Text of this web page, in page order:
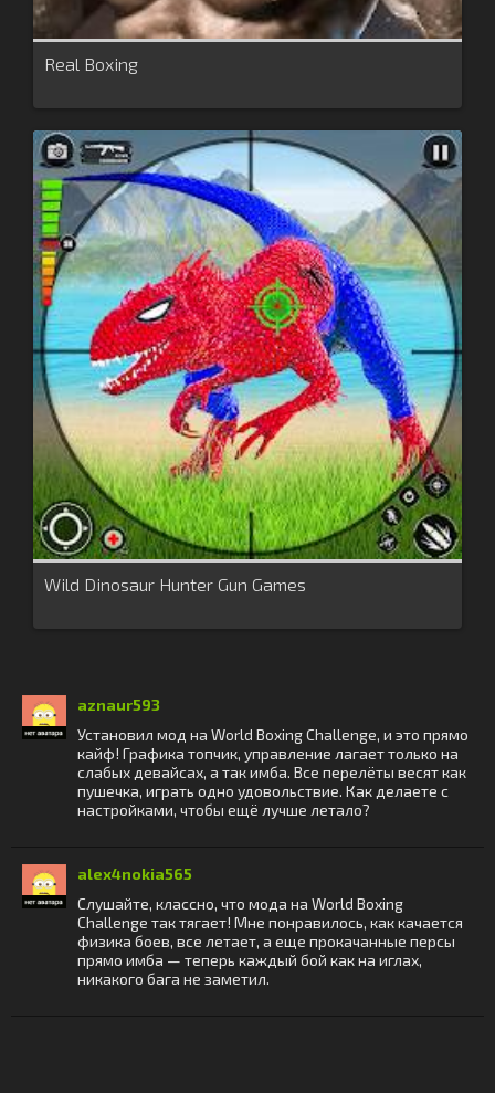
Real Boxing
Wild Dinosaur Hunter Gun Games
aznaur593
Установил мод на World Boxing Challenge, и это прямо
кайф! Графика топчик, управление лагает только на
слабых девайсах, а так имба. Все перелёты весят как
пушечка, играть одно удовольствие. Как делаете с
настройками, чтобы ещё лучше летало?
alex4nokia565
Слушайте, классно, что мода на World Boxing
Challenge так тягает! Мне понравилось, как качается
физика боев, все летает, а еще прокачанные персы
прямо имба — теперь каждый бой как на иглах,
никакого бага не заметил.